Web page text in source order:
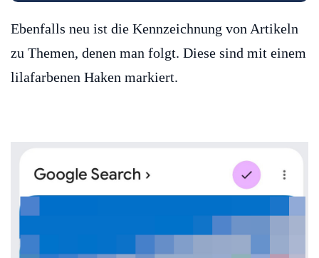
Ebenfalls neu ist die Kennzeichnung von Artikeln
zu Themen, denen man folgt. Diese sind mit einem
lilafarbenen Haken markiert.